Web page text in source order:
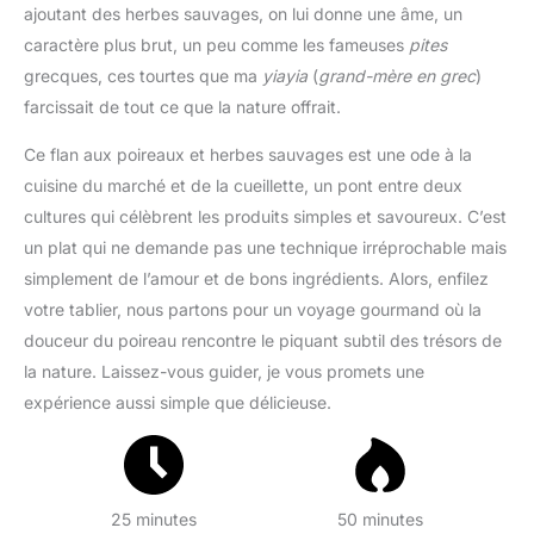
ajoutant des herbes sauvages, on lui donne une âme, un
caractère plus brut, un peu comme les fameuses pites
grecques, ces tourtes que ma yiayia (grand-mère en grec)
farcissait de tout ce que la nature offrait.
Ce flan aux poireaux et herbes sauvages est une ode à la
cuisine du marché et de la cueillette, un pont entre deux
cultures qui célèbrent les produits simples et savoureux. C’est
un plat qui ne demande pas une technique irréprochable mais
simplement de l’amour et de bons ingrédients. Alors, enfilez
votre tablier, nous partons pour un voyage gourmand où la
douceur du poireau rencontre le piquant subtil des trésors de
la nature. Laissez-vous guider, je vous promets une
expérience aussi simple que délicieuse.
25 minutes 50 minutes